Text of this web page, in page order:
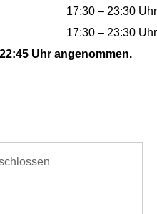
17:30 – 23:30 Uhr
17:30 – 23:30 Uhr
Uhr angenommen.